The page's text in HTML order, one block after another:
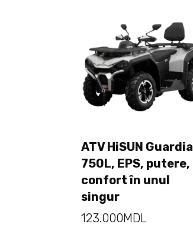
Adaugă în coș
ATV HiSUN
750L, EPS, putere,
confort în unul
singur
123.000MDL